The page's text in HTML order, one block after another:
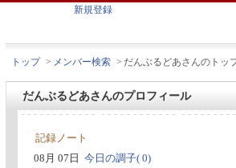
新規登録
トップ > メンバー検索 > だんぶるどあさんのトッ
だんぶるどあさんのプロフィール
記録ノート
08月 07日
今日の調子( 0)